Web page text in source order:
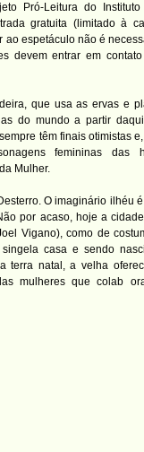
Pró-Leitura do
gratuita (limitado à
ao espetáculo não é
devem entrar em
que usa as ervas e
do mundo a partir
têm finais otimistas
femininas das
Mulher.
O imaginário ilhéu
por acaso, hoje a
Vigano), como de
casa e sendo
terra natal, a velha
mulheres que colab